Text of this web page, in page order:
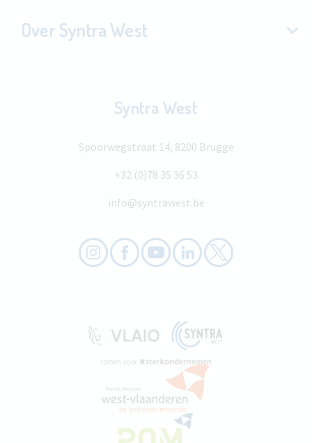
Over Syntra West
Syntra West
Spoorwegstraat 14, 8200 Brugge
+32 (0)78 35 36 53
info@syntrawest.be